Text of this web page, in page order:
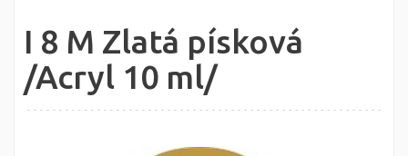
I 8 M Zlatá písková
/Acryl 10 ml/